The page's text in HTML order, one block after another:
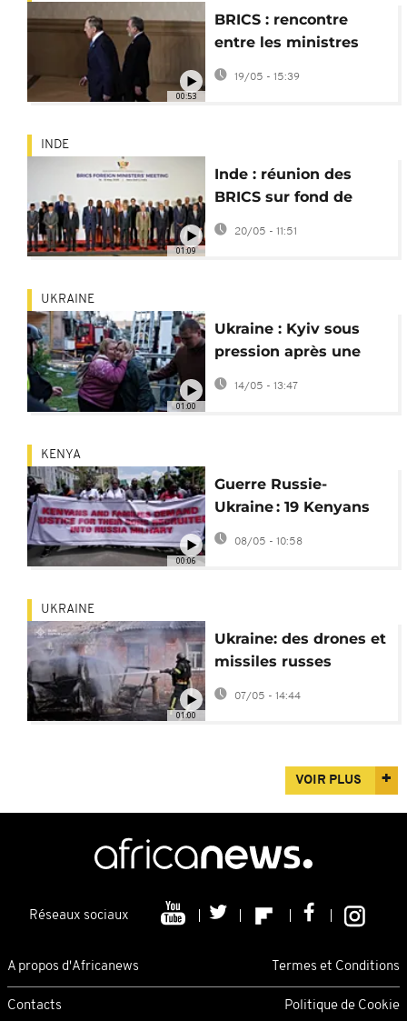
00:53
BRICS : rencontre
entre les ministres
des Affaires
étrangères iranien et
19/05 - 15:39
01:09
INDE
Inde : réunion des
BRICS sur fond de
crise économique
20/05 - 11:51
01:00
UKRAINE
Ukraine : Kyiv sous
pression après une
attaque aérienne
14/05 - 13:47
00:06
KENYA
Guerre Russie-
Ukraine : 19 Kenyans
tués sur le front et 32
portés disparus
08/05 - 10:58
01:00
UKRAINE
Ukraine: des drones et
missiles russes
frappent Kharkiv
07/05 - 14:44
VOIR PLUS
Réseaux sociaux
A propos d'Africanews Termes et Conditions
Contacts Politique de Cookie